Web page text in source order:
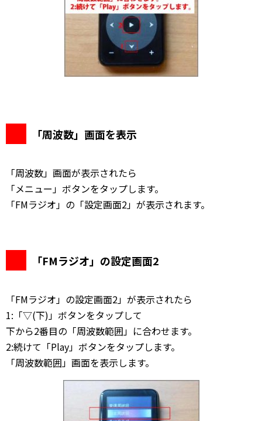
「周波数」画面を表示
「周波数」画面が表示されたら
「メニュー」ボタンをタップします。
「FMラジオ」の「設定画面2」が表示されます。
「FMラジオ」の設定画面2
「FMラジオ」の設定画面2」が表示されたら
1:「▽(下)」ボタンをタップして
下から2番目の「周波数範囲」に合わせます。
2:続けて「Play」ボタンをタップします。
「周波数範囲」画面を表示します。